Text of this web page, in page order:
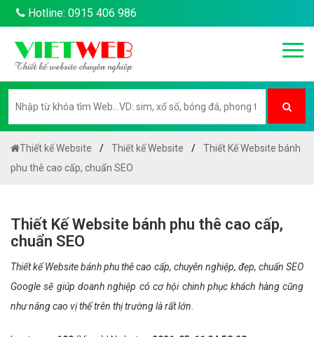
Hotline: 0915 406 986
Thiết kế Website Thiết kế Website
Thiết Kế Website bánh
phu thê cao cấp, chuẩn SEO
Thiết Kế Website bánh phu thê cao cấp,
chuẩn SEO
Thiết kế Website bánh phu thê cao cấp, chuyên nghiệp, đẹp, chuẩn SEO
Google sẽ giúp doanh nghiệp có cơ hội chinh phục khách hàng cũng
như nâng cao vị thế trên thị trường là rất lớn.